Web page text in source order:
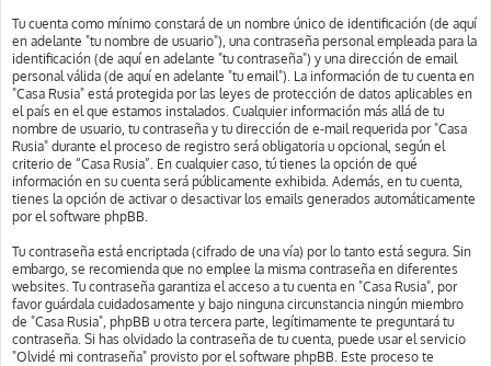
Tu cuenta como mínimo constará de un nombre único de identificación (de aquí
en adelante "tu nombre de usuario"), una contraseña personal empleada para la
identificación (de aquí en adelante "tu contraseña") y una dirección de email
personal válida (de aquí en adelante "tu email"). La información de tu cuenta en
"Casa Rusia" está protegida por las leyes de protección de datos aplicables en
el país en el que estamos instalados. Cualquier información más allá de tu
nombre de usuario, tu contraseña y tu dirección de e-mail requerida por "Casa
Rusia" durante el proceso de registro será obligatoria u opcional, según el
criterio de “Casa Rusia”. En cualquier caso, tú tienes la opción de qué
información en su cuenta será públicamente exhibida. Además, en tu cuenta,
tienes la opción de activar o desactivar los emails generados automáticamente
por el software phpBB.
Tu contraseña está encriptada (cifrado de una vía) por lo tanto está segura. Sin
embargo, se recomienda que no emplee la misma contraseña en diferentes
websites. Tu contraseña garantiza el acceso a tu cuenta en "Casa Rusia", por
favor guárdala cuidadosamente y bajo ninguna circunstancia ningún miembro
de "Casa Rusia", phpBB u otra tercera parte, legítimamente te preguntará tu
contraseña. Si has olvidado la contraseña de tu cuenta, puede usar el servicio
"Olvidé mi contraseña" provisto por el software phpBB. Este proceso te